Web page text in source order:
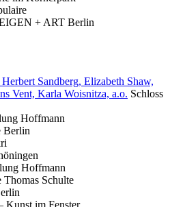
+ ART Berlin
Sandberg, Elizabeth Shaw,
Vent, Karla Woisnitza, a.o. Schloss
Hoffmann
Berlin
Hoffmann
Thomas Schulte
Kunst im Fenster